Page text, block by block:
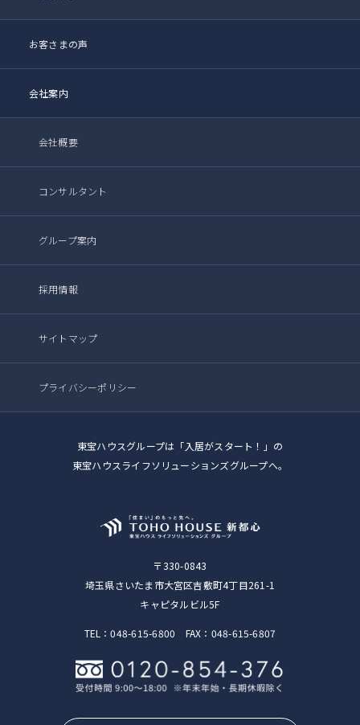
お客さまの声
会社案内
会社概要
コンサルタント
グループ案内
採用情報
サイトマップ
プライバシーポリシー
東宝ハウスグループは「入居がスタート！」の
東宝ハウスライフソリューションズグループへ。
〒330-0843
埼玉県さいたま市大宮区吉敷町4丁目261-1
キャピタルビル5F
TEL：048-615-6800 FAX：048-615-6807